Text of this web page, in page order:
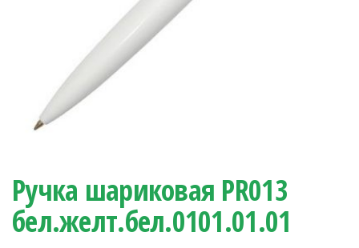
Ручка шариковая PR013
бел.желт.бел.0101.01.01